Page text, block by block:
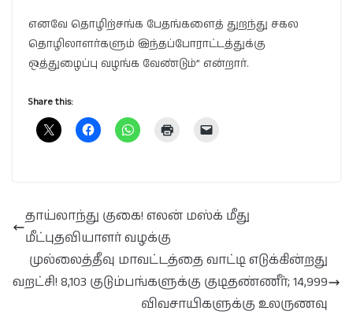
எனவே தொழிற்சங்க பேதங்களைத் துறந்து சகல
தொழிலாளர்களும் இந்தப்போராட்டத்துக்கு
ஒத்துழைப்பு வழங்க வேண்டும்” என்றார்.
Share this:
தாய்லாந்து குகை! எலன் மஸ்க் மீது
மீட்புதவியாளர் வழக்கு
முல்லைத்தீவு மாவட்டத்தை வாட்டி எடுக்கின்றது
வறட்சி! 8,103 குடும்பங்களுக்கு குடிதண்ணீர்; 14,999
விவசாயிகளுக்கு உலருணவு